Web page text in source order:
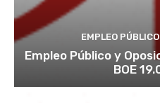
EMPLEO
Empleo Público y
BOE